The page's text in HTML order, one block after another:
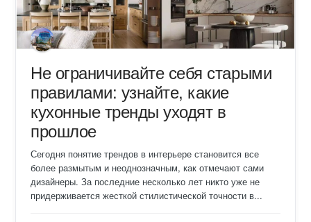
Не ограничивайте себя старыми
правилами: узнайте, какие
кухонные тренды уходят в
прошлое
Сегодня понятие трендов в интерьере становится все
более размытым и неоднозначным, как отмечают сами
дизайнеры. За последние несколько лет никто уже не
придерживается жесткой стилистической точности в...